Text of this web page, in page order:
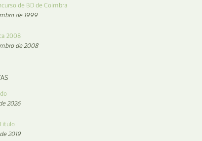
de BD de Coimbra
de 1999
2008
de 2008
2026
2019